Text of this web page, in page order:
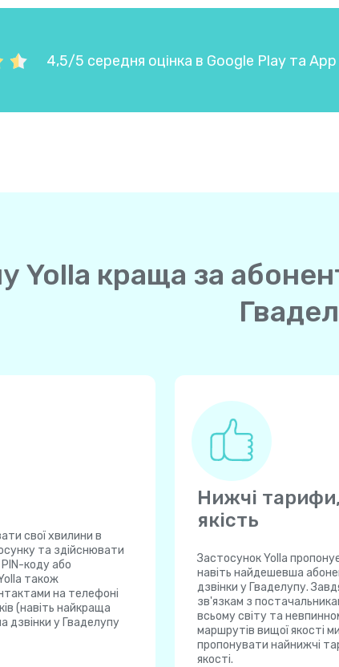
4,5/5 середня оцінка в Google Play та
Yolla краща за
свої хвилини в
та здійснювати
коду або
також
на телефоні
(навіть найкраща
дзвінки у Гваделупу
Нижчі
якість
Застосунок Yolla
навіть найдешевша
дзвінки у Гваделупу.
зв'язкам з
всьому світу та
маршрутів вищої якості
пропонувати найнижчі
якості.